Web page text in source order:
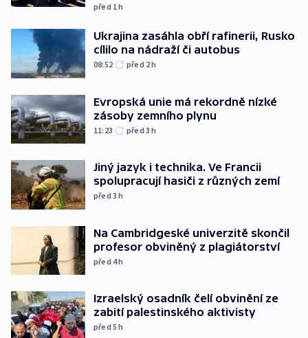
před 1h
Ukrajina zasáhla obří rafinerii, Rusko
cílilo na nádraží či autobus
08:52 před 2h
Evropská unie má rekordně nízké
zásoby zemního plynu
11:23 před 3h
Jiný jazyk i technika. Ve Francii
spolupracují hasiči z různých zemí
před 3h
Na Cambridgeské univerzitě skončil
profesor obviněný z plagiátorství
před 4h
Izraelský osadník čelí obvinění ze
zabití palestinského aktivisty
před 5h